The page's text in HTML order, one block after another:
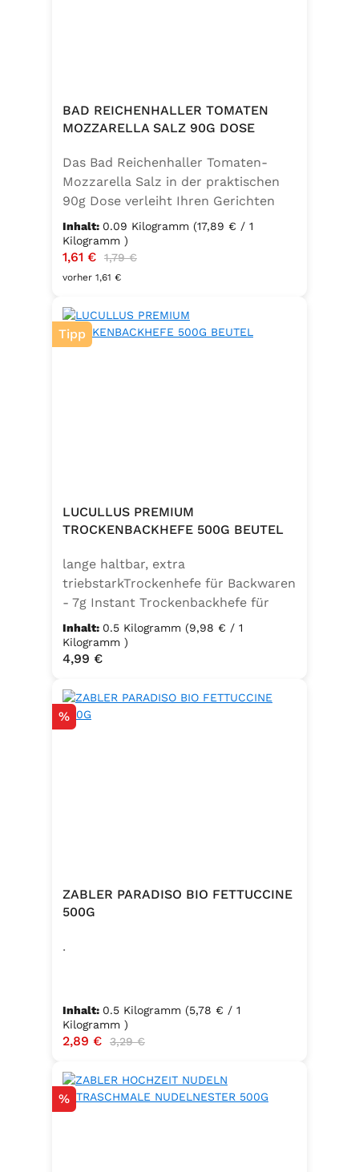
BAD REICHENHALLER TOMATEN
MOZZARELLA SALZ 90G DOSE
Das Bad Reichenhaller Tomaten-
Mozzarella Salz in der praktischen
90g Dose verleiht Ihren Gerichten
eine mediterrane Note. Ideal für
Caprese, Salate, Pasta und viele
weitere Speisen. Ohne
Geschmacksverstärker, vegan und
in bester Qualität. in der praktischen
90g Dose verleiht Ihren Gerichten
Trennmittel Calciumsalze der
Speisefettsäuren, Folsäure,
Sellerie enthalten.
Inhalt: 0.09 Kilogramm (17,89 € / 1
Kilogramm )
Verkaufspreis:
1,61 € Regulärer Preis:
1,79 €
vorher 1,61 €
Tipp
LUCULLUS PREMIUM
TROCKENBACKHEFE 500G BEUTEL
lange haltbar, extra
triebstarkTrockenhefe für Backwaren
- 7g Instant Trockenbackhefe für
500g Weizenmehl, entspricht 25g
FrischhefeZutaten: Trockenbackhefe,
Emulgator Sorbitanmonostearat
Inhalt: 0.5 Kilogramm (9,98 € / 1
Kilogramm )
Regulärer Preis:
4,99 €
Rabatt
%
ZABLER PARADISO BIO FETTUCCINE
500G
.
Inhalt: 0.5 Kilogramm (5,78 € / 1
Kilogramm )
Verkaufspreis:
2,89 € Regulärer Preis:
3,29 €
Rabatt
%